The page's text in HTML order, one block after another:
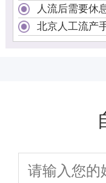
人流后需要休
北京人工流产